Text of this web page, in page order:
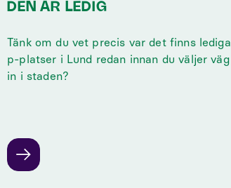
DEN ÄR LEDIG
Tänk om du vet precis var det finns lediga
p-platser i Lund redan innan du väljer väg
in i staden?